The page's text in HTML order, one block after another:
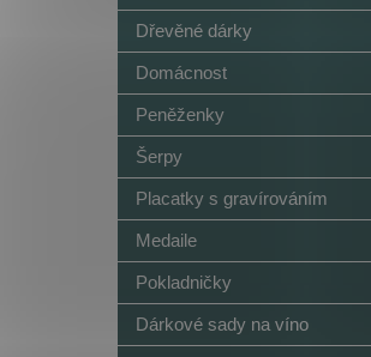
Dřevěné dárky
Domácnost
Peněženky
Šerpy
Placatky s gravírováním
Medaile
Pokladničky
Dárkové sady na víno